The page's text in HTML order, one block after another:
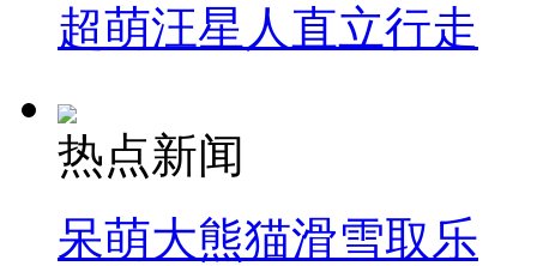
超萌汪星人直立行走
热点新闻
呆萌大熊猫滑雪取乐